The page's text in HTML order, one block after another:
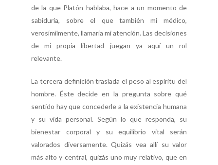
de la que Platón hablaba, hace a un momento de
sabiduría, sobre el que también mi médico,
verosímilmente, llamaría mi atención. Las decisiones
de mi propia libertad juegan ya aquí un rol
relevante.
La tercera definición traslada el peso al espíritu del
hombre. Éste decide en la pregunta sobre qué
sentido hay que concederle a la existencia humana
y su vida personal. Según lo que responda, su
bienestar corporal y su equilibrio vital serán
valorados diversamente. Quizás vea allí su valor
más alto y central, quizás uno muy relativo, que en